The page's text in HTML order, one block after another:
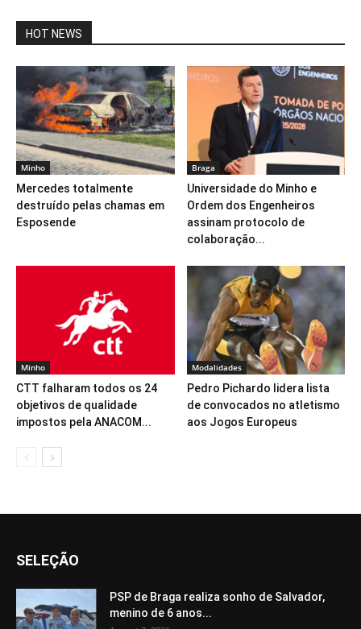
HOT NEWS
Minho
Mercedes totalmente
destruído pelas chamas em
Esposende
Braga
Universidade do Minho e
Ordem dos Engenheiros
assinam protocolo de
colaboração...
Minho
CTT falharam todos os 24
objetivos de qualidade
impostos pela ANACOM...
Modalidades
Pedro Pichardo lidera lista
de convocados no atletismo
aos Jogos Europeus
SELEÇÃO
PSP de Braga realiza sonho de Salvador,
menino de 6 anos...